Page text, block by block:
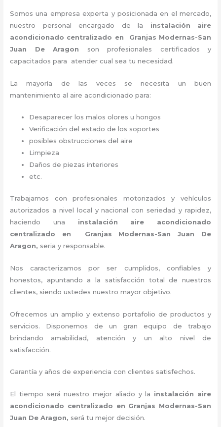
Somos una empresa experta y posicionada en el mercado,
nuestro personal encargado de la instalación aire
acondicionado centralizado en Granjas Modernas-San
Juan De Aragon
son profesionales certificados y
capacitados para atender cual sea tu necesidad.
La mayoría de las veces se necesita un buen
mantenimiento al aire acondicionado para:
Desaparecer los malos olores u hongos
Verificación del estado de los soportes
posibles obstrucciones del aire
Limpieza
Daños de piezas interiores
etc.
Trabajamos con profesionales motorizados y vehículos
autorizados a nivel local y nacional con seriedad y rapidez,
haciendo una instalación aire acondicionado
centralizado en Granjas Modernas-San Juan De
Aragon, seria y responsable.
Nos caracterizamos por ser cumplidos, confiables y
honestos, apuntando a la satisfacción total de nuestros
clientes, siendo ustedes nuestro mayor objetivo.
Ofrecemos un amplio y extenso portafolio de productos y
servicios. Disponemos de un gran equipo de trabajo
brindando amabilidad, atención y un alto nivel de
satisfacción.
Garantía y años de experiencia con clientes satisfechos.
El tiempo será nuestro mejor aliado y la instalación aire
acondicionado centralizado en Granjas Modernas-San
Juan De Aragon, será tu mejor decisión.